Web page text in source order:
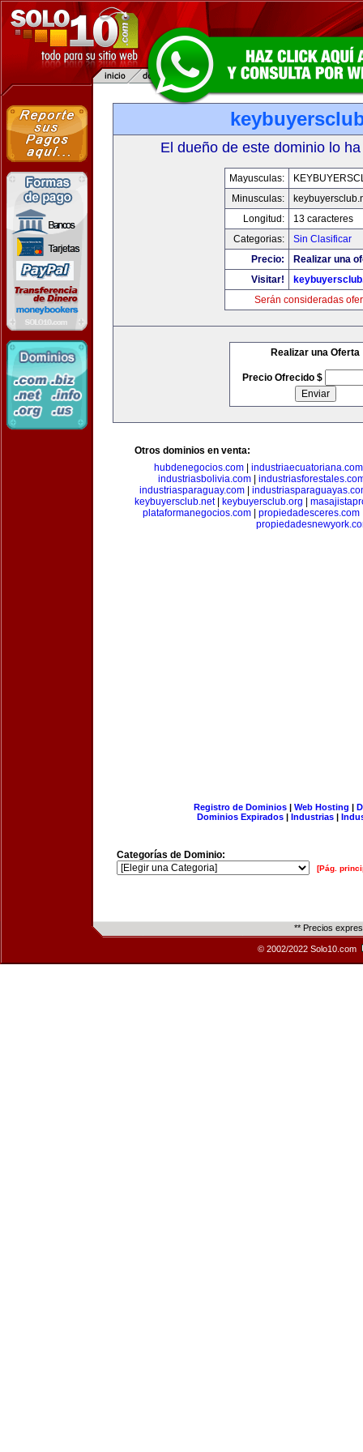
El dueño de este dominio lo
Mayusculas:
Minusculas:
Longitud:
13 caracteres
Categorias:
Sin Clasificar
Precio:
Realizar una
Visitar!
Serán consideradas
Realizar una Oferta
Precio Ofrecido $
Otros dominios en venta:
hubdenegocios.com| industriaecuatoriana.com
industriasbolivia.com|
industriasparaguay.com|
keybuyersclub.net| keybuyersclub.org
plataformanegocios.com
propiedadesceres.com
Registro de Dominios| Web Hosting |
Dominios Expirados | Industrias |
Categorías de Dominio:
[Pág.
** Precios
© 2002/2022 Solo10.com